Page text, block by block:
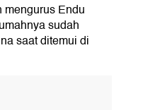
Endu
sudah
saat ditemui di